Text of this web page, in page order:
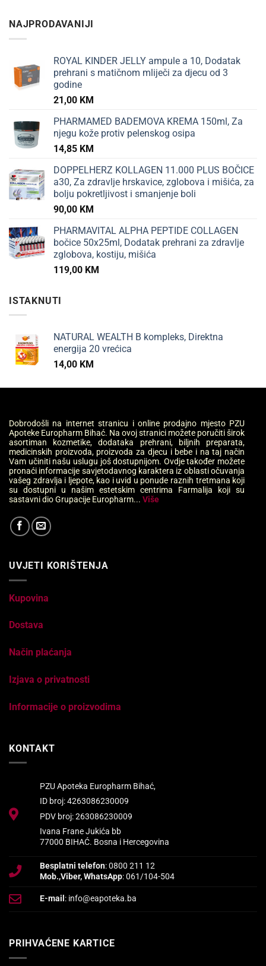
NAJPRODAVANIJI
ROYAL KINDER JELLY ampule a 10, Dodatak
prehrani s matičnom mliječi za djecu od 3
godine
21,00 KM
PHARMAMED BADEMOVA KREMA 150ml, Za
njegu kože protiv pelenskog osipa
14,85 KM
DOPPELHERZ KOLLAGEN 11.000 PLUS BOČICE
a30, Za zdravlje hrskavice, zglobova i mišića, za
bolju pokretljivost i smanjenje boli
90,00 KM
PHARMAVITAL ALPHA PEPTIDE COLLAGEN
bočice 50x25ml, Dodatak prehrani za zdravlje
zglobova, kostiju, mišića
119,00 KM
ISTAKNUTI
NATURAL WEALTH B kompleks, Direktna
energija 20 vrećica
14,00 KM
Dobrodošli na internet stranicu i online prodajno mjesto PZU
Apoteke Europharm Bihać. Na ovoj stranici možete poručiti širok
asortiman kozmetike, dodataka prehrani, biljnih preparata,
medicinskih proizvoda, proizvoda za djecu i bebe i na taj način
Vam učiniti našu uslugu još dostupnijom. Ovdje također možete
pronaći informacije savjetodavnog karaktera iz oblasti očuvanja
vašeg zdravlja i ljepote, kao i uvid u ponude raznih tretmana koji
su dostupni u našim estetskim centrima Farmalija koji su
sastavni dio Grupacije Europharm... Više
UVJETI KORIŠTENJA
Kupovina
Dostava
Način plaćanja
Izjava o privatnosti
Informacije o proizvodima
KONTAKT
PZU Apoteka Europharm Bihać,
ID broj: 4263086230009
PDV broj: 263086230009
Ivana Frane Jukića bb
77000 BIHAĆ. Bosna i Hercegovina
Besplatni telefon: 0800 211 12
Mob.,Viber, WhatsApp: 061/104-504
E-mail : info@eapoteka.ba
PRIHVAĆENE KARTICE